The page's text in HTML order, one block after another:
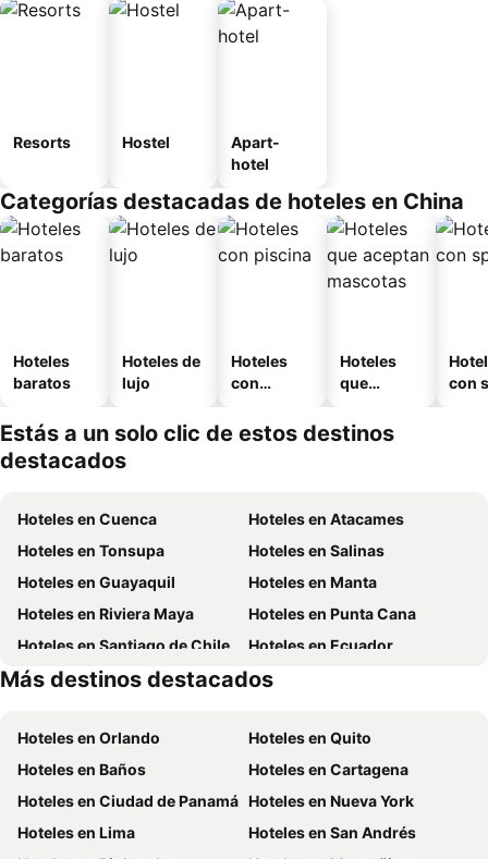
Resorts Hostel
Apart-
hotel
Categorías destacadas de hoteles en China
Hoteles
baratos
Hoteles de
lujo
Hoteles
con
Hoteles
que
mascotas
con
Estás a un solo clic de estos destinos
destacados
Hoteles en Cuenca
Hoteles en Atacames
Hoteles en Tonsupa
Hoteles en Salinas
Hoteles en Guayaquil
Hoteles en Manta
Hoteles en Riviera Maya
Hoteles en Punta Cana
Hoteles en Santiago de Chile
Hoteles en Ecuador
Hoteles en Chicago
Hoteles en Panamá
Más destinos destacados
Hoteles en Orlando
Hoteles en Quito
Hoteles en Baños
Hoteles en Cartagena
Hoteles en Ciudad de Panamá Hoteles en Nueva York
Hoteles en Lima
Hoteles en San Andrés